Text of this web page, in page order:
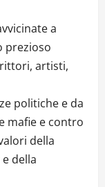
a
prezioso
artisti,
politiche e da
mafie e contro
della
della